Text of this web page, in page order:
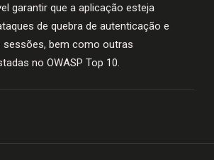
garantir que a aplicação esteja
de quebra de autenticação e
sessões, bem como outras
no OWASP Top 10.